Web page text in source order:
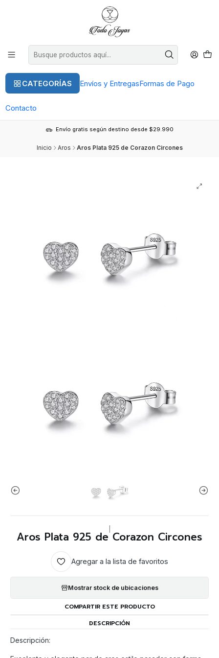
CATEGORÍAS Envíos y EntregasFormas de Pago
Contacto
Envío gratis según destino desde $29.990
Inicio Aros Aros Plata 925 de Corazon Circones
Aros Plata 925 de Corazon Circones
Agregar a la lista de favoritos
Mostrar stock de ubicaciones
COMPARTIR ESTE PRODUCTO
DESCRIPCIÓN
Descripción: